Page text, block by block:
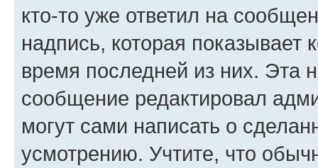
кто-то уже ответил на
надпись, которая показывает
время последней из них. Эта
сообщение редактировал
могут сами написать о
усмотрению. Учтите, что